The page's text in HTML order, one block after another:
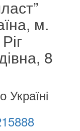
м.
8
Україні